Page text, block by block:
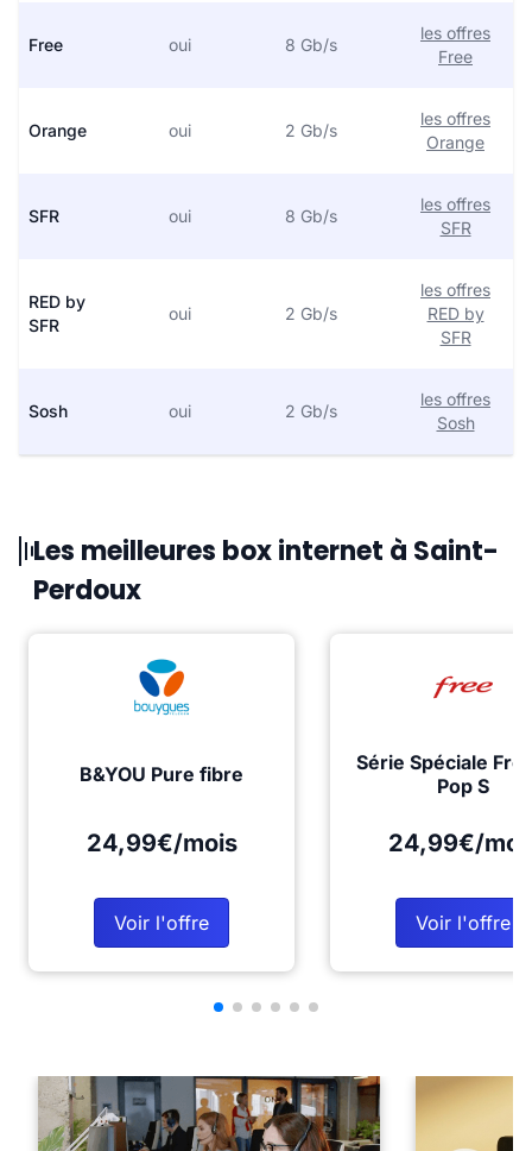
Free oui 8 Gb/s
les offres
Free
Orange oui 2 Gb/s
les offres
Orange
SFR oui 8 Gb/s
les offres
SFR
RED by
SFR
oui 2 Gb/s
les offres
RED by
SFR
Sosh oui 2 Gb/s
les offres
Sosh
Les meilleures box internet à Saint-
Perdoux
B&YOU Pure fibre
24,99€/mois
Voir l'offre
Série Spéciale
Pop S
24,99€/
Voir l'offre